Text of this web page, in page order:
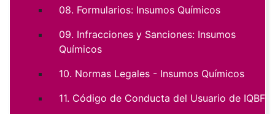
08. Formularios: Insumos Químicos
09. Infracciones y Sanciones: Insumos
Químicos
10. Normas Legales - Insumos Químicos
11. Código de Conducta del Usuario de IQBF